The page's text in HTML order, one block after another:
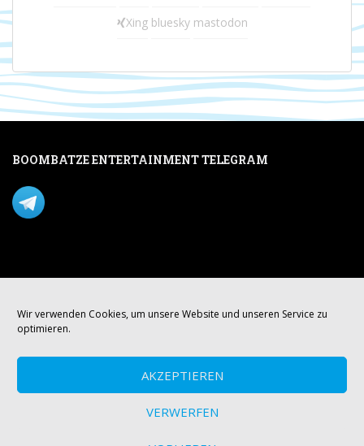
Wir verwenden Cookies, um unsere Website und unseren Service zu
optimieren.
AKZEPTIEREN
VERWERFEN
Xing bluesky mastodon
BOOMBATZE ENTERTAINMENT TELEGRAM